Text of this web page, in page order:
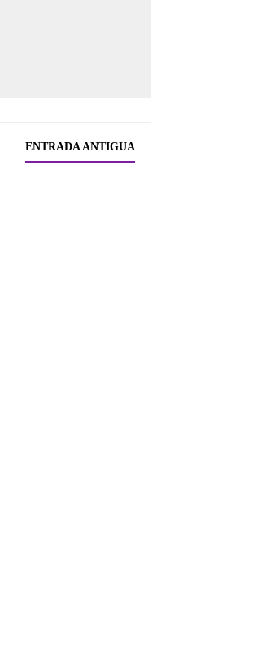
ENTRADA ANTIGUA